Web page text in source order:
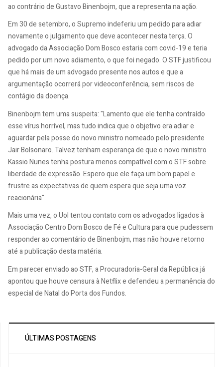
ao contrário de Gustavo Binenbojm, que a representa na ação.
Em 30 de setembro, o Supremo indeferiu um pedido para adiar
novamente o julgamento que deve acontecer nesta terça. O
advogado da Associação Dom Bosco estaria com covid-19 e teria
pedido por um novo adiamento, o que foi negado. O STF justificou
que há mais de um advogado presente nos autos e que a
argumentação ocorrerá por videoconferência, sem riscos de
contágio da doença.
Binenbojm tem uma suspeita: "Lamento que ele tenha contraído
esse vírus horrível, mas tudo indica que o objetivo era adiar e
aguardar pela posse do novo ministro nomeado pelo presidente
Jair Bolsonaro. Talvez tenham esperança de que o novo ministro
Kassio Nunes tenha postura menos compatível com o STF sobre
liberdade de expressão. Espero que ele faça um bom papel e
frustre as expectativas de quem espera que seja uma voz
reacionária".
Mais uma vez, o Uol tentou contato com os advogados ligados à
Associação Centro Dom Bosco de Fé e Cultura para que pudessem
responder ao comentário de Binenbojm, mas não houve retorno
até a publicação desta matéria.
Em parecer enviado ao STF, a Procuradoria-Geral da República já
apontou que houve censura à Netflix e defendeu a permanência do
especial de Natal do Porta dos Fundos.
ÚLTIMAS POSTAGENS